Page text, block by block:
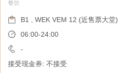
维他新鲜茶 (自动售卖机)
餐饮
B1 , WEK VEM 11 (近售票大堂)
06:00-24:00
-
餐饮
B1 , WEK VEM 12 (近售票大堂)
06:00-24:00
-
接受现金券: 不接受